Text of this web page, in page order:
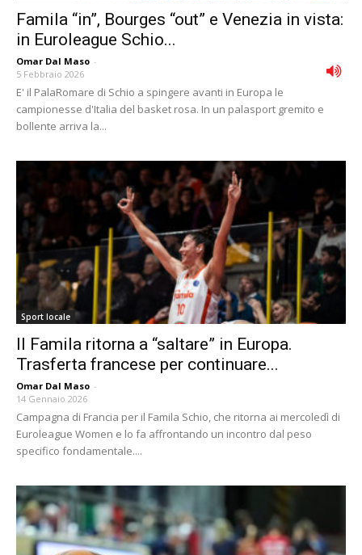
Famila “in”, Bourges “out” e Venezia in vista:
in Euroleague Schio...
Omar Dal Maso -
5 Febbraio 2026
E' il PalaRomare di Schio a spingere avanti in Europa le
campionesse d'Italia del basket rosa. In un palasport gremito e
bollente arriva la...
Sport locale
Il Famila ritorna a “saltare” in Europa.
Trasferta francese per continuare...
Omar Dal Maso -
14 Gennaio 2026
Campagna di Francia per il Famila Schio, che ritorna ai mercoledì di
Euroleague Women e lo fa affrontando un incontro dal peso
specifico fondamentale....